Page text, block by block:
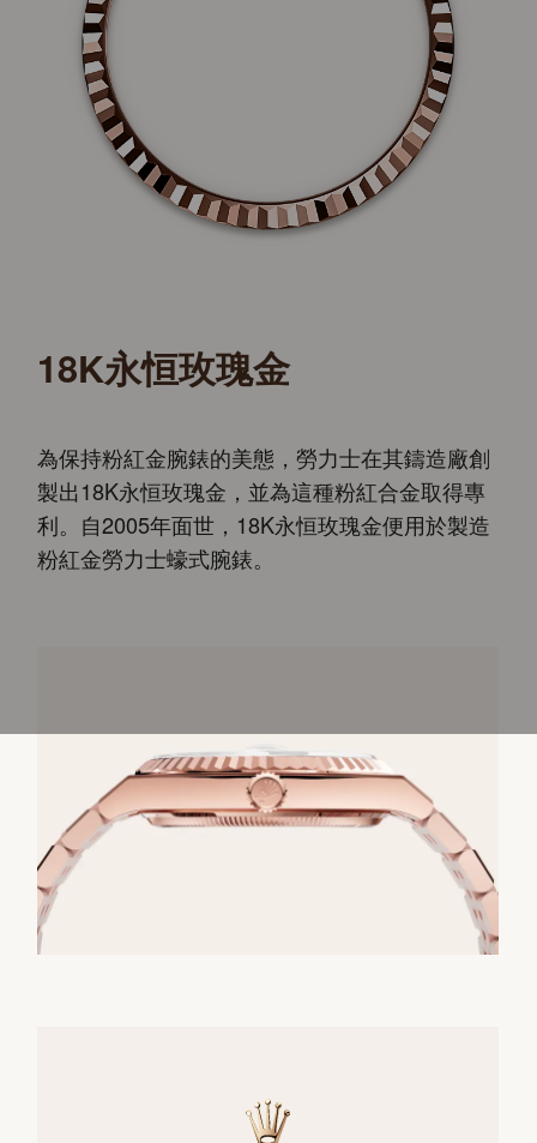
18K永恒玫瑰金
為保持粉紅金腕錶的美態，勞力士在其鑄造廠創
製出18K永恒玫瑰金，並為這種粉紅合金取得專
利。自2005年面世，18K永恒玫瑰金便用於製造
粉紅金勞力士蠔式腕錶。